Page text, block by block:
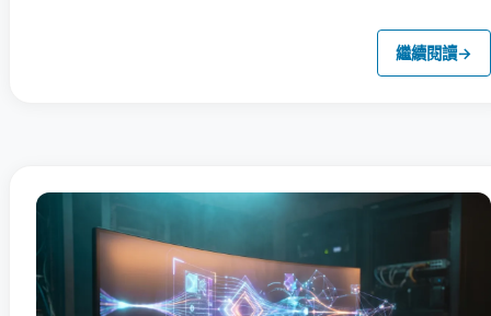
繼續閱讀→